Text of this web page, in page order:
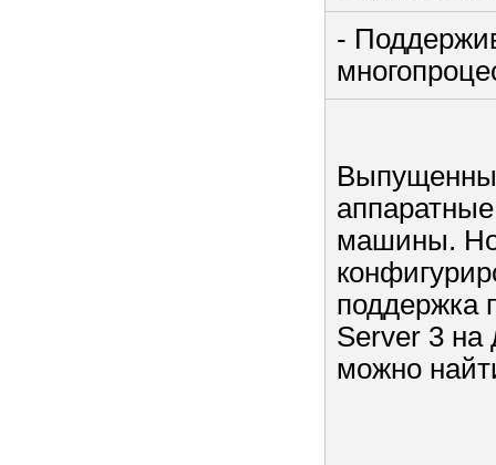
-
машины.
поддержка
Server 3 на
можно